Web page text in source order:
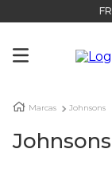
Marcas Johnsons
Johnsons